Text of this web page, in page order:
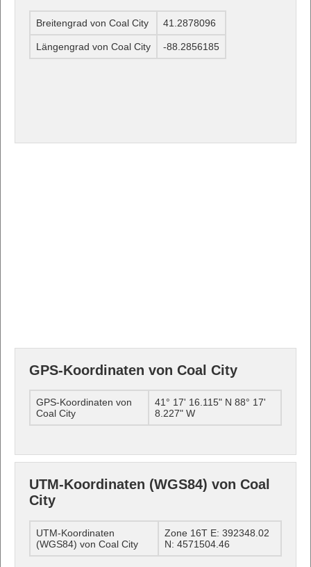
Breitengrad von Coal City 41.2878096
Längengrad von Coal City -88.2856185
GPS-Koordinaten von Coal City
GPS-Koordinaten von
Coal City
41° 17' 16.115" N 88° 17'
8.227" W
UTM-Koordinaten (WGS84) von Coal
City
UTM-Koordinaten
(WGS84) von Coal City
Zone 16T E: 392348.02
N: 4571504.46